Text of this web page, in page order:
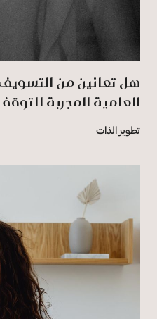
هل تعانين من
العلمية المجربة
تطوير الذات